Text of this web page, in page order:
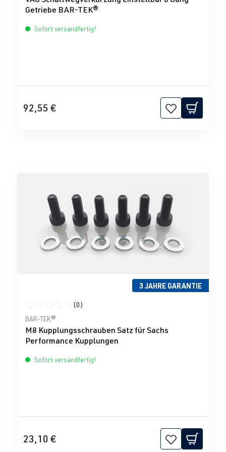
Getriebe BAR-TEK®
Sofort versandfertig!
92,55 €
3 JAHRE GARANTIE
Durchschnittliche Bewertung von 0 von 5 Sternen
(0)
BAR-TEK®
M8 Kupplungsschrauben Satz für Sachs
Performance Kupplungen
Sofort versandfertig!
23,10 €